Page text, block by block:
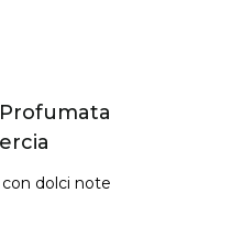
con dolci note